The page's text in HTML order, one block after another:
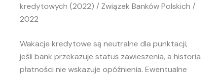
kredytowych (2022) / Związek Banków Polskich /
2022
Wakacje kredytowe są neutralne dla punktacji,
jeśli bank przekazuje status zawieszenia, a historia
płatności nie wskazuje opóźnienia. Ewentualne